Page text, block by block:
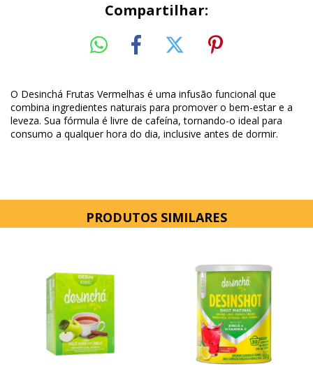
Compartilhar:
O Desinchá Frutas Vermelhas é uma infusão funcional que
combina ingredientes naturais para promover o bem-estar e a
leveza. Sua fórmula é livre de cafeína, tornando-o ideal para
consumo a qualquer hora do dia, inclusive antes de dormir.
PRODUTOS SIMILARES